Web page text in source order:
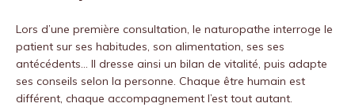
Lors d’une première consultation, le naturopathe interroge le
patient sur ses habitudes, son alimentation, ses ses
antécédents… Il dresse ainsi un bilan de vitalité, puis adapte
ses conseils selon la personne. Chaque être humain est
différent, chaque accompagnement l’est tout autant.